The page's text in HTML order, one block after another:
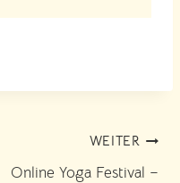
WEITER
Online Yoga Festival –